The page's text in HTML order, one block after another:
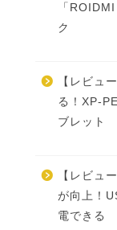
「
ク
【レビュ
る！XP-
ブレット
【レビュ
が向上！
電できる